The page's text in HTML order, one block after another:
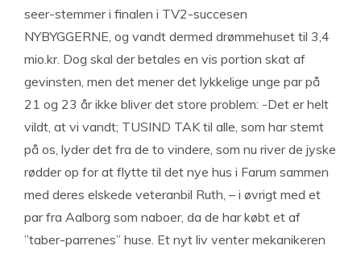
seer-stemmer i finalen i TV2-succesen
NYBYGGERNE, og vandt dermed drømmehuset til 3,4
mio.kr. Dog skal der betales en vis portion skat af
gevinsten, men det mener det lykkelige unge par på
21 og 23 år ikke bliver det store problem: -Det er helt
vildt, at vi vandt; TUSIND TAK til alle, som har stemt
på os, lyder det fra de to vindere, som nu river de jyske
rødder op for at flytte til det nye hus i Farum sammen
med deres elskede veteranbil Ruth, – i øvrigt med et
par fra Aalborg som naboer, da de har købt et af
”taber-parrenes” huse. Et nyt liv venter mekanikeren